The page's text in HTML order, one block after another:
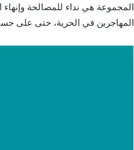
المجموعة هي نداء للمصالحة
المهاجرين في الحرية، حتى على